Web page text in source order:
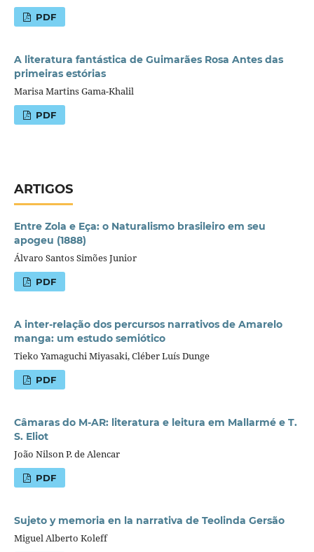
PDF
A literatura fantástica de Guimarães Rosa Antes das
primeiras estórias
Marisa Martins Gama-Khalil
PDF
ARTIGOS
Entre Zola e Eça: o Naturalismo brasileiro em seu
apogeu (1888)
Álvaro Santos Simões Junior
PDF
A inter-relação dos percursos narrativos de Amarelo
manga: um estudo semiótico
Tieko Yamaguchi Miyasaki, Cléber Luís Dunge
PDF
Câmaras do M-AR: literatura e leitura em Mallarmé e T.
S. Eliot
João Nilson P. de Alencar
PDF
Sujeto y memoria en la narrativa de Teolinda Gersão
Miguel Alberto Koleff